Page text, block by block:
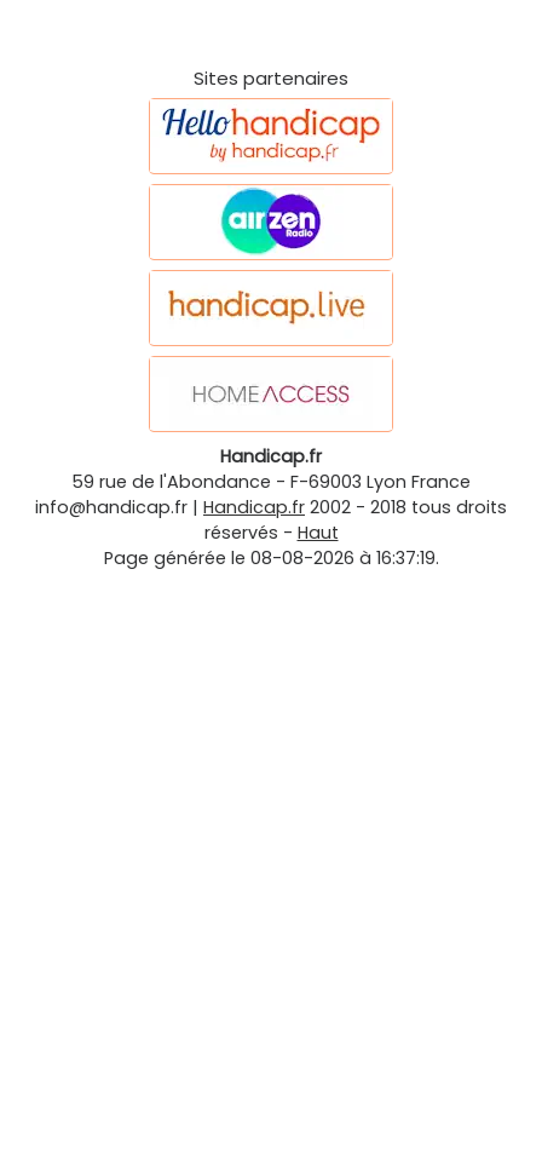
Sites partenaires
Handicap.fr
59 rue de l'Abondance - F-69003 Lyon France
info@handicap.fr | Handicap.fr 2002 - 2018 tous droits
réservés - Haut
Page générée le 08-08-2026 à 16:37:19.